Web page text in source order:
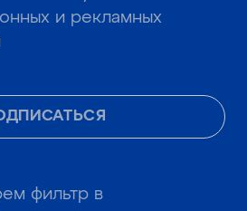
и рекламных
фильтр в